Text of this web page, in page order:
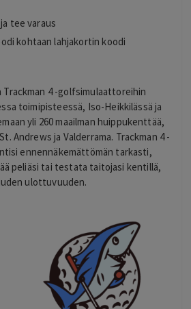
tee varaus
kohtaan lahjakortin koodi
Trackman 4 -golfsimulaattoreihin
toimipisteessä, Iso-Heikkilässä ja
yli 260 maailman huippukenttää,
Andrews ja Valderrama. Trackman 4 -
ennennäkemättömän tarkasti,
peliäsi tai testata taitojasi kentillä,
ulottuvuuden.